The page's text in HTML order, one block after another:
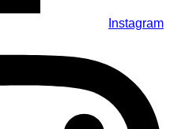
Instagram